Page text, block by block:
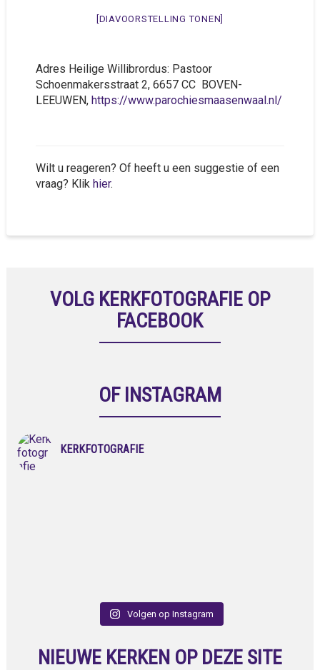
[DIAVOORSTELLING TONEN]
Adres Heilige Willibrordus: Pastoor
Schoenmakersstraat 2, 6657 CC BOVEN-
LEEUWEN,https://www.parochiesmaasenwaal.nl/
Wilt u reageren? Of heeft u een suggestie of een
vraag? Klik hier.
VOLG KERKFOTOGRAFIE OP
FACEBOOK
OF INSTAGRAM
KERKFOTOGRAFIE
Volgen op Instagram
NIEUWE KERKEN OP DEZE SITE